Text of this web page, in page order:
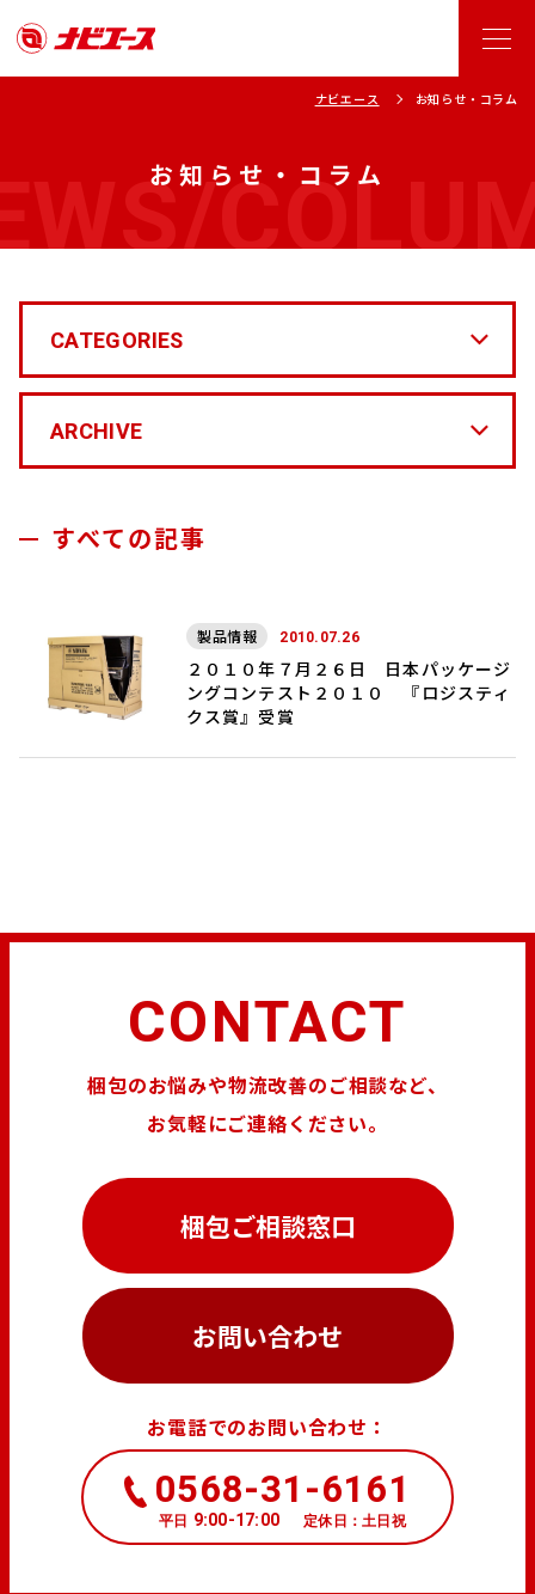
お知らせ・コラム
ナビエース お知らせ・コラム
すべての記事
製品情報 2010.07.26
２０１０年７月２６日 日本パッケージ
ングコンテスト２０１０ 『ロジスティ
クス賞』受賞
CATEGORIES
ARCHIVE
CONTACT
梱包のお悩みや物流改善のご相談など、
お気軽にご連絡ください。
梱包ご相談窓口
お問い合わせ
お電話でのお問い合わせ：
0568-31-6161
平日 9:00-17:00 定休日：土日祝